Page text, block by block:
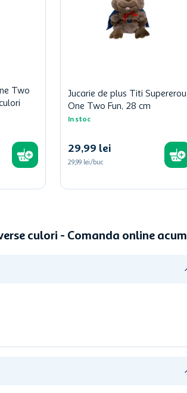
Two
Jucarie de plus Titi Supererou
One Two Fun, 28 cm
In stoc
29,99 lei
29,99 lei/buc
culori - Comanda online acum